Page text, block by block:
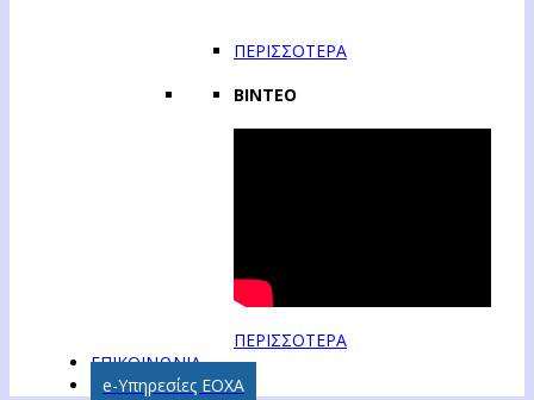
ΠΕΡΙΣΣΟΤΕΡΑ
ΒΙΝΤΕΟ
ΠΕΡΙΣΣΟΤΕΡΑ
ΕΠΙΚΟΙΝΩΝΙΑ
e-Υπηρεσίες ΕΟΧΑ